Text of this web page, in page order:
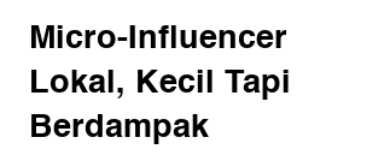
Micro-Influencer
Lokal, Kecil Tapi
Berdampak